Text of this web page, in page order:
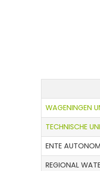
WAGENINGEN
TECHNISCHE
ENTE
REGIONAL